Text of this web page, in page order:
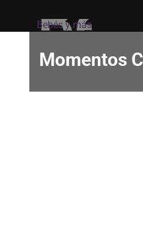
Bebés y más
Momentos